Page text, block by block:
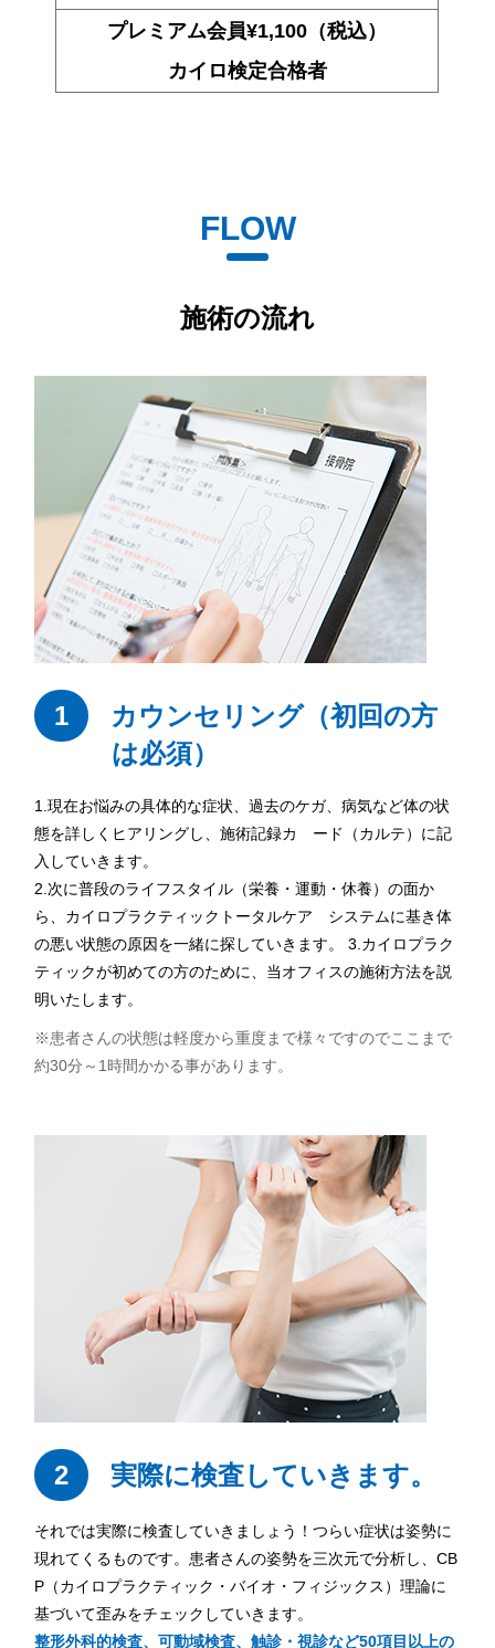
プレミアム会員¥1,100（税込）
カイロ検定合格者
FLOW
施術の流れ
1
カウンセリング（初回の方
は必須）
1.現在お悩みの具体的な症状、過去のケガ、病気など体の状
態を詳しくヒアリングし、施術記録カ ード（カルテ）に記
入していきます。
2.次に普段のライフスタイル（栄養・運動・休養）の面か
ら、カイロプラクティックトータルケア システムに基き体
の悪い状態の原因を一緒に探していきます。 3.カイロプラク
ティックが初めての方のために、当オフィスの施術方法を説
明いたします。
※患者さんの状態は軽度から重度まで様々ですのでここまで
約30分～1時間かかる事があります。
2 実際に検査していきます。
それでは実際に検査していきましょう！つらい症状は姿勢に
現れてくるものです。患者さんの姿勢を三次元で分析し、CB
P（カイロプラクティック・バイオ・フィジックス）理論に
基づいて歪みをチェックしていきます。
整形外科的検査、可動域検査、触診・視診など50項目以上の